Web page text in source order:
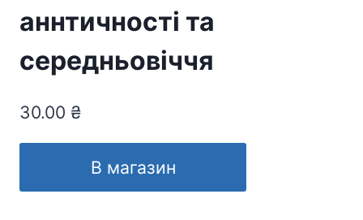
аннтичності та
середньовіччя
30.00 ₴
В магазин